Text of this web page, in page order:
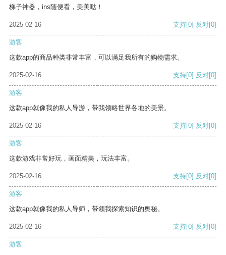
梯子神器，ins随便看，美美哒！
2025-02-16 支持[0] 反对[0]
游客
这款app的商品种类非常丰富，可以满足我所有的购物需求。
2025-02-16 支持[0] 反对[0]
游客
这款app就像我的私人导游，带我领略世界各地的美景。
2025-02-16 支持[0] 反对[0]
游客
这款游戏非常好玩，画面精美，玩法丰富。
2025-02-16 支持[0] 反对[0]
游客
这款app就像我的私人导师，带领我探索知识的奥秘。
2025-02-16 支持[0] 反对[0]
游客